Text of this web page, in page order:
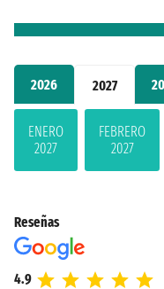
2026 2027
ENERO
2027
FEBRERO
2027
Reseñas
4.9